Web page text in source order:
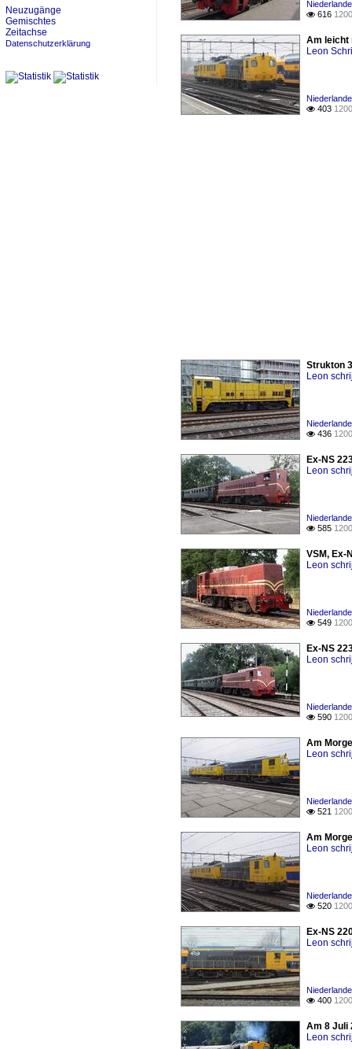
 616
Am leicht
Leon
 403
Strukton
Leon
 436
Ex-NS
Leon
 585
VSM, Ex-
Leon
 549
Ex-NS
Leon
 590
Am
Leon
 521
Am
Leon
 520
Ex-NS
Leon
 400
Am 8 Juli
Leon
Neuzugänge
Gemischtes
Zeitachse
Datenschutzerklärung